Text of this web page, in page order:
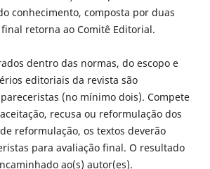
conhecimento, composta por duas
retorna ao Comitê Editorial.
dentro das normas, do escopo e
editoriais da revista são
(no mínimo dois). Compete
recusa ou reformulação dos
reformulação, os textos deverão
para avaliação final. O resultado
ao(s) autor(es).